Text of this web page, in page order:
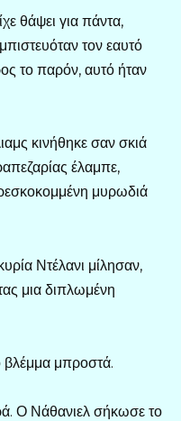
θάψει για πάντα,
τον εαυτό
το παρόν, αυτό ήταν
κινήθηκε σαν σκιά
έλαμπε,
μυρωδιά
Ντέλανι μίλησαν,
μια διπλωμένη
βλέμμα μπροστά.
Ο Νάθανιελ σήκωσε το